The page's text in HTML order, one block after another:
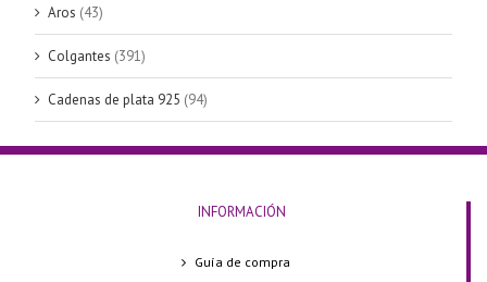
Aros (43)
Colgantes (391)
Cadenas de plata 925 (94)
INFORMACIÓN
Guía de compra